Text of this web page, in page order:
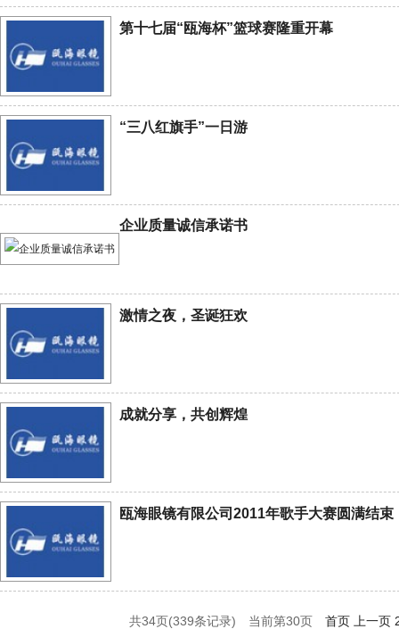
第十七届“瓯海杯”篮球赛隆重开幕
“三八红旗手”一日游
企业质量诚信承诺书
激情之夜，圣诞狂欢
成就分享，共创辉煌
瓯海眼镜有限公司2011年歌手大赛圆满结束
共34页(339条记录) 当前第30页 首页 上一页